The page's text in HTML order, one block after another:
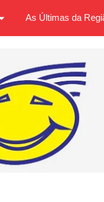
As Últimas da